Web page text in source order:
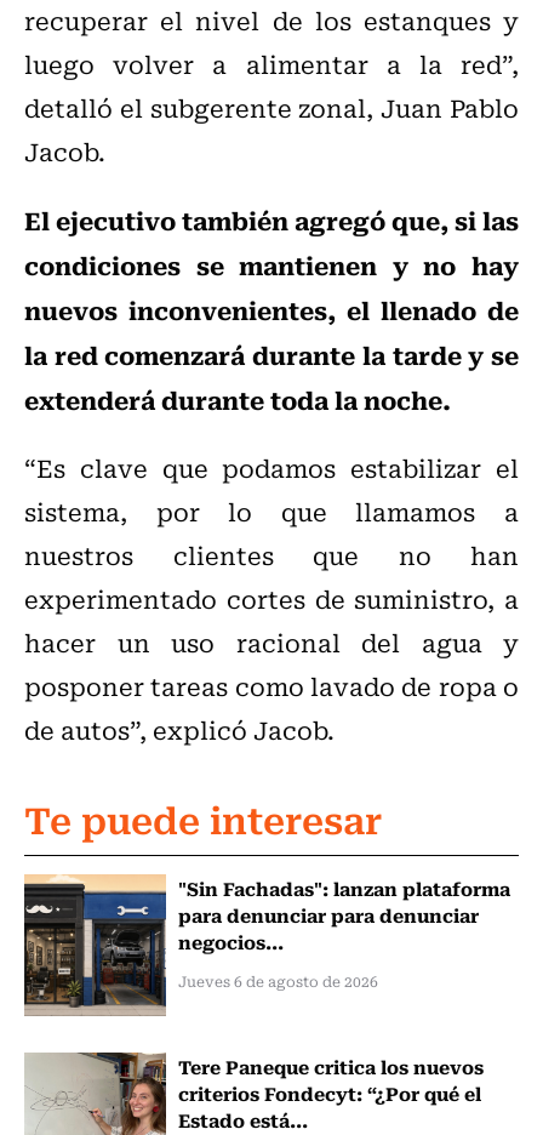
recuperar el nivel de los estanques y
luego volver a alimentar a la red”,
detalló el subgerente zonal, Juan Pablo
Jacob.
El ejecutivo también agregó que, si las
condiciones se mantienen y no hay
nuevos inconvenientes, el llenado de
la red comenzará durante la tarde y se
extenderá durante toda la noche.
“Es clave que podamos estabilizar el
sistema, por lo que llamamos a
nuestros clientes que no han
experimentado cortes de suministro, a
hacer un uso racional del agua y
posponer tareas como lavado de ropa o
de autos”, explicó Jacob.
Te puede interesar
"Sin Fachadas": lanzan plataforma
para denunciar para denunciar
negocios...
Jueves 6 de agosto de 2026
Tere Paneque critica los nuevos
criterios Fondecyt: “¿Por qué el
Estado está...